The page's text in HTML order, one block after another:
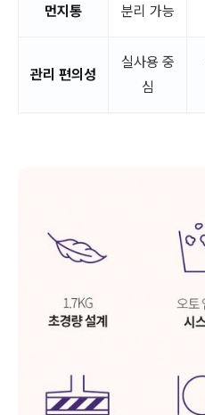
먼지통 분리 가능
관리 편의성
실사용 중
심